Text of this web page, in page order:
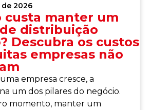
2026
custa manter um
distribuição
Descubra os custos
empresas não
empresa cresce, a
um dos pilares do negócio.
momento, manter um